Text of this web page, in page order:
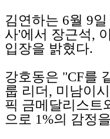
김연하는 6월 9
사'에서 장근석,
입장을 밝혔다.
강호동은 "CF를
룹 리더, 미남이
픽 금메달리스트
으로 1%의 감정